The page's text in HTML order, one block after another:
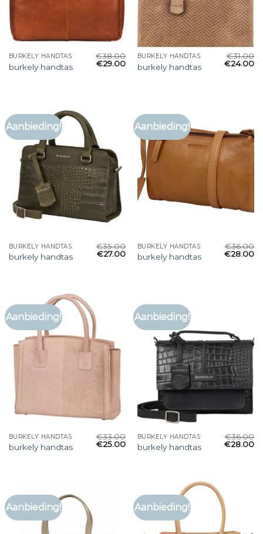
BURKELY HANDTAS
burkely handtas
€38.00
€29.00
BURKELY HANDTAS
burkely handtas
€31.00
€24.00
Aanbieding!
BURKELY HANDTAS
burkely handtas
€35.00
€27.00
Aanbieding!
BURKELY HANDTAS
burkely handtas
€36.00
€28.00
Aanbieding!
BURKELY HANDTAS
burkely handtas
€33.00
€25.00
Aanbieding!
BURKELY HANDTAS
burkely handtas
€36.00
€28.00
Aanbieding! Aanbieding!